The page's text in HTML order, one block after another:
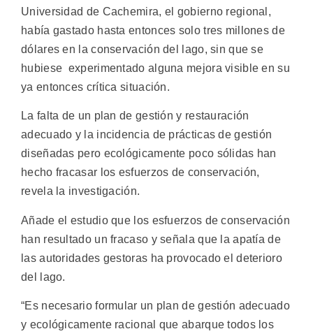
Universidad de Cachemira, el gobierno regional,
había gastado hasta entonces solo tres millones de
dólares en la conservación del lago, sin que se
hubiese experimentado alguna mejora visible en su
ya entonces crítica situación.
La falta de un plan de gestión y restauración
adecuado y la incidencia de prácticas de gestión
diseñadas pero ecológicamente poco sólidas han
hecho fracasar los esfuerzos de conservación,
revela la investigación.
Añade el estudio que los esfuerzos de conservación
han resultado un fracaso y señala que la apatía de
las autoridades gestoras ha provocado el deterioro
del lago.
“Es necesario formular un plan de gestión adecuado
y ecológicamente racional que abarque todos los